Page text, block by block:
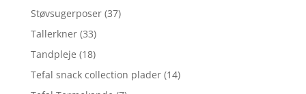
Støvsugerposer (37)
Tallerkner (33)
Tandpleje (18)
Tefal snack collection plader (14)